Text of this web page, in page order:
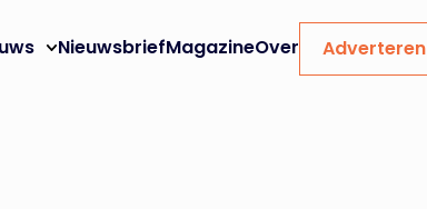
NieuwsbriefMagazineOver Adverteren